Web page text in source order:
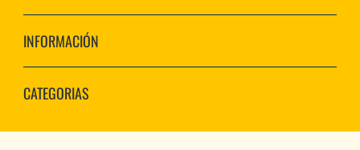
INFORMACIÓN
CATEGORIAS